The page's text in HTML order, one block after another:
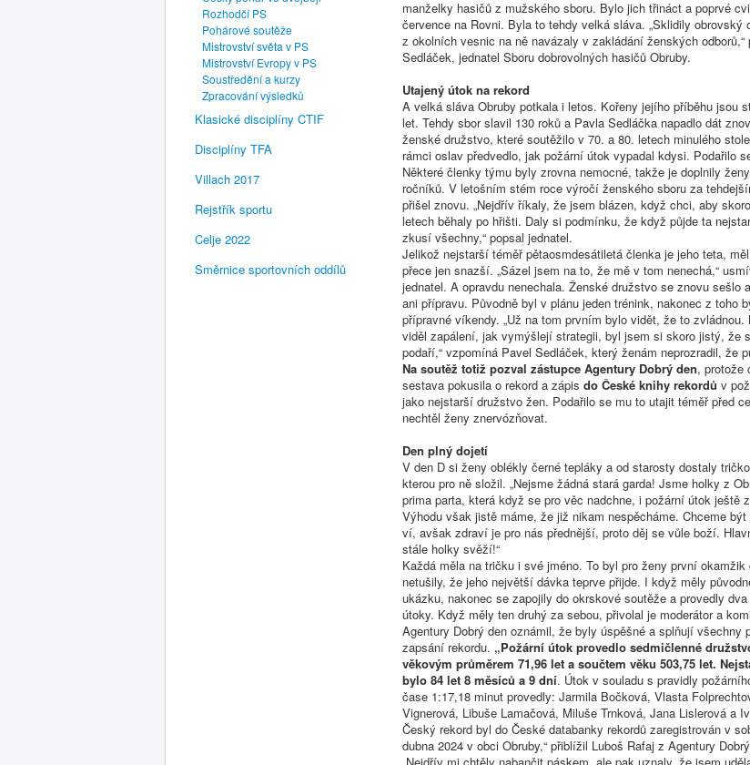
Rozhodčí PS
Pohárové soutěže
Mistrovství světa v PS
Mistrovství Evropy v PS
Soustředění a kurzy
Zpracování výsledků
Klasické disciplíny CTIF
Disciplíny TFA
Villach 2017
Rejstřík sportu
Celje 2022
Směrnice sportovních oddílů
manželky hasičů z mužského sboru. Bylo jich třináct a poprvé
července na Rovni. Byla to tehdy velká sláva. „Sklidily obrovský
z okolních vesnic na ně navázaly v zakládání ženských odborů,“
Sedláček, jednatel Sboru dobrovolných hasičů Obruby.
Utajený útok na rekord
A velká sláva Obruby potkala i letos. Kořeny jejího příběhu jsou
let. Tehdy sbor slavil 130 roků a Pavla Sedláčka napadlo dát
ženské družstvo, které soutěžilo v 70. a 80. letech minulého
rámci oslav předvedlo, jak požární útok vypadal kdysi. Podařilo
Některé členky týmu byly zrovna nemocné, takže je doplnily
ročníků. V letošním stém roce výročí ženského sboru za
přišel znovu. „Nejdřív říkaly, že jsem blázen, když chci, aby
letech běhaly po hřišti. Daly si podmínku, že když půjde ta
zkusí všechny,“ popsal jednatel.
Jelikož nejstarší téměř pětaosmdesátiletá členka je jeho teta,
přece jen snazší. „Sázel jsem na to, že mě v tom nenechá,“
jednatel. A opravdu nenechala. Ženské družstvo se znovu sešlo
ani přípravu. Původně byl v plánu jeden trénink, nakonec z toho
přípravné víkendy. „Už na tom prvním bylo vidět, že to zvládnou.
viděl zapálení, jak vymýšlejí strategii, byl jsem si skoro jistý, že
podaří,“ vzpomíná Pavel Sedláček, který ženám neprozradil, že
Na soutěž totiž pozval zástupce Agentury Dobrý den, protože
sestava pokusila o rekord a zápis do České knihy rekordů v
jako nejstarší družstvo žen. Podařilo se mu to utajit téměř před
nechtěl ženy znervózňovat.
Den plný dojetí
V den D si ženy oblékly černé tepláky a od starosty dostaly
kterou pro ně složil. „Nejsme žádná stará garda! Jsme holky z
prima parta, která když se pro věc nadchne, i požární útok ještě
Výhodu však jistě máme, že již nikam nespěcháme. Chceme
ví, avšak zdraví je pro nás přednější, proto děj se vůle boží.
stále holky svěží!“
Každá měla na tričku i své jméno. To byl pro ženy první
netušily, že jeho největší dávka teprve přijde. I když měly
ukázku, nakonec se zapojily do okrskové soutěže a provedly
útoky. Když měly ten druhý za sebou, přivolal je moderátor a
Agentury Dobrý den oznámil, že byly úspěšné a splňují všechny
zapsání rekordu. „Požární útok provedlo sedmičlenné
věkovým průměrem 71,96 let a součtem věku 503,75 let.
bylo 84 let 8 měsíců a 9 dní. Útok v souladu s pravidly
čase 1:17,18 minut provedly: Jarmila Bočková, Vlasta
Vignerová, Libuše Lamačová, Miluše Trnková, Jana Lislerová a
Český rekord byl do České databanky rekordů zaregistrován v
dubna 2024 v obci Obruby,“ přiblížil Luboš Rafaj z Agentury